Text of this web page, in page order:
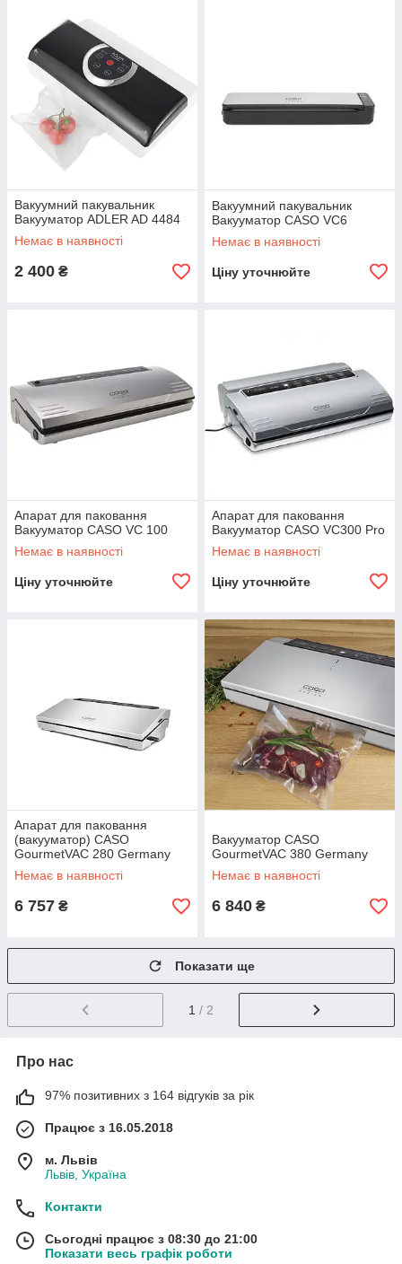
Вакуумний пакувальник
Вакууматор ADLER AD 4484
Немає в наявності
2 400 ₴
Вакуумний пакувальник
Вакууматор CASO VC6
Немає в наявності
Ціну уточнюйте
Апарат для паковання
Вакууматор CASO VC 100
Немає в наявності
Ціну уточнюйте
Апарат для паковання
Вакууматор CASO VC300 Pro
Немає в наявності
Ціну уточнюйте
Апарат для паковання
(вакууматор) CASO
GourmetVAC 280 Germany
Немає в наявності
6 757 ₴
Вакууматор CASO
GourmetVAC 380 Germany
Немає в наявності
6 840 ₴
Показати ще
1 / 2
Про нас
97% позитивних з 164 відгуків за рік
Працює з 16.05.2018
м. Львів
Львів, Україна
Контакти
Сьогодні працює з 08:30 до 21:00
Показати весь графік роботи